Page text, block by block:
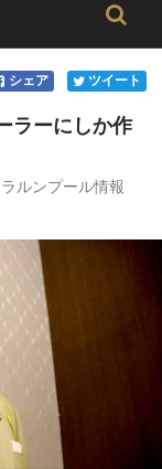
シェア ツイート
ラーにしか作
ルンプール情報